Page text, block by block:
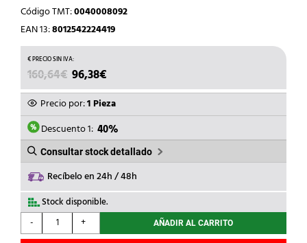
Código TMT:0040008092
EAN 13:8012542224419
160,64€ EL
PRECIO
ORIGINAL
ERA:
160,64€.
96,38€
PRECIO
ACTUAL
ES:
96,38€.
Precio por:1 Pieza
Descuento 1: 40%
Consultar stock detallado
Recíbelo en 24h / 48h
Stock disponible.
-
ABB
-
+ AÑADIR AL CARRITO